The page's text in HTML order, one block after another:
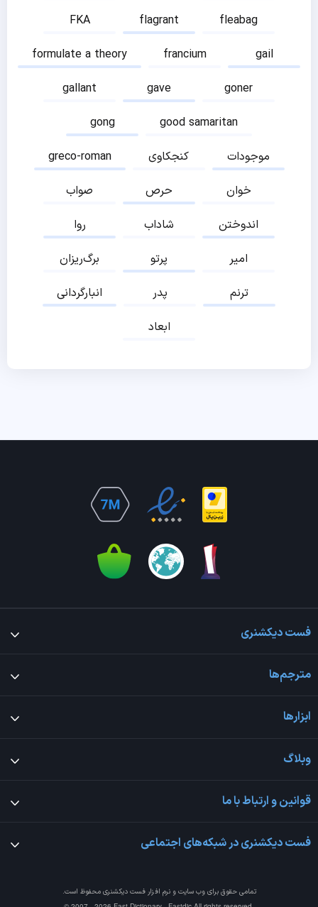
FKA
flagrant
fleabag
formulate a theory
francium
gail
gallant
gave
goner
gong
good samaritan
greco-roman
کنجکاوی
موجودات
صواب
حرص
خوان
روا
شاداب
اندوختن
برگ‌ریزان
پرتو
امیر
انبارگردانی
پدر
ترنم
ابعاد
فست دیکشنری
مترجم‌ها
ابزارها
وبلاگ
قوانین و ارتباط با ما
فست دیکشنری در شبکه‌های اجتماعی
تمامی حقوق برای وب سایت و نرم افزارفست دیکشنری محفوظ است.